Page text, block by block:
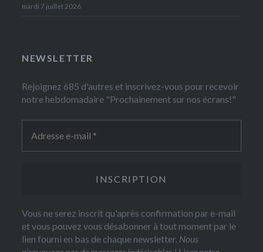
mardi 7 juillet 2026
NEWSLETTER
Rejoignez 685 d'autres et inscrivez-vous pour recevoir
notre hebdomadaire "Prochainement sur nos écrans!"
Vous ne serez inscrit qu'après confirmation par e-mail
et vous pouvez vous désabonner à tout moment par le
lien fourni en bas de chaque newsletter. Nous